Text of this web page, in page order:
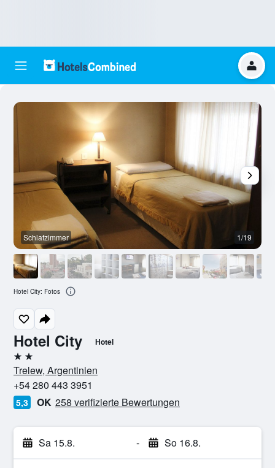
Hotel City Hotel
2 Sterne
Trelew, Argentinien
+54 280 443 3951
5,3 OK 258 verifizierte Bewertungen
Sa 15.8. - So 16.8.
Schlafzimmer 1/19
Hotel City: Fotos